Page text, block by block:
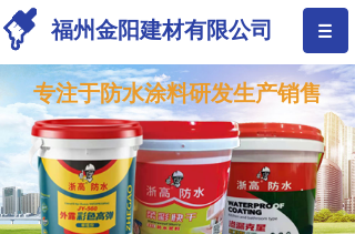
福州金阳建材有限公司
专注于防水涂料研发生产销售